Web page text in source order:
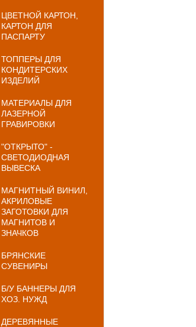
ЦВЕТНОЙ КАРТОН,
КАРТОН ДЛЯ
ПАСПАРТУ
ТОППЕРЫ ДЛЯ
КОНДИТЕРСКИХ
ИЗДЕЛИЙ
МАТЕРИАЛЫ ДЛЯ
ЛАЗЕРНОЙ
ГРАВИРОВКИ
"ОТКРЫТО" -
СВЕТОДИОДНАЯ
ВЫВЕСКА
МАГНИТНЫЙ ВИНИЛ,
АКРИЛОВЫЕ
ЗАГОТОВКИ ДЛЯ
МАГНИТОВ И
ЗНАЧКОВ
БРЯНСКИЕ
СУВЕНИРЫ
Б/У БАННЕРЫ ДЛЯ
ХОЗ. НУЖД
ДЕРЕВЯННЫЕ